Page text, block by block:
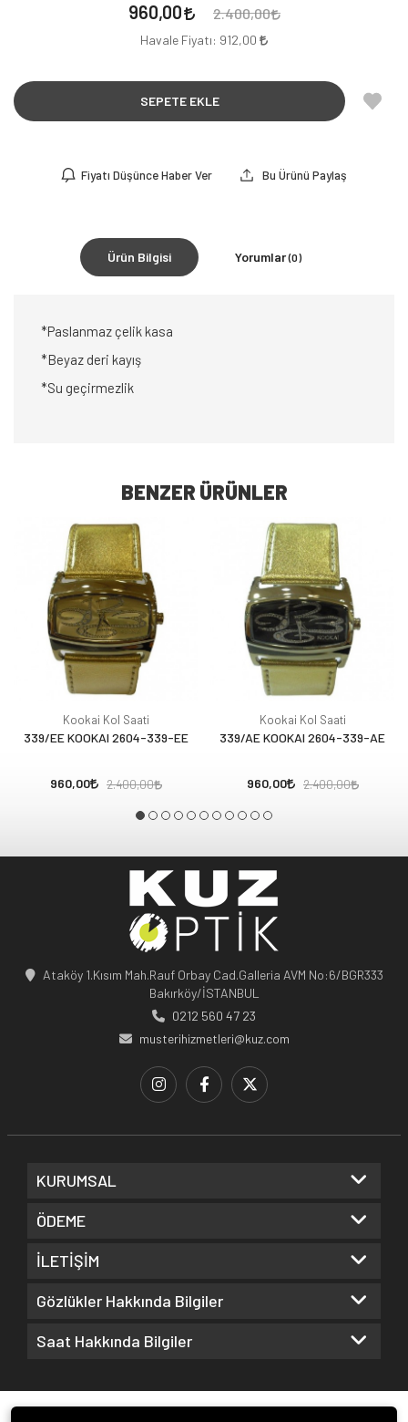
960,00 2.400,00
Havale Fiyatı: 912,00
SEPETE EKLE
Fiyatı Düşünce Haber Ver Bu Ürünü Paylaş
Ürün Bilgisi Yorumlar(0)
*Paslanmaz çelik kasa
*Beyaz deri kayış
*Su geçirmezlik
BENZER ÜRÜNLER
Kookai Kol Saati
339/EE KOOKAI 2604-339-EE
960,00 2.400,00
Kookai Kol Saati
339/AE KOOKAI 2604-339-AE
960,00 2.400,00
Ataköy 1.Kısım Mah.Rauf Orbay Cad.Galleria AVM No:6/BGR333
Bakırköy/İSTANBUL
0212 560 47 23
musterihizmetleri@kuz.com
KURUMSAL
ÖDEME
İLETİŞİM
Gözlükler Hakkında Bilgiler
Saat Hakkında Bilgiler